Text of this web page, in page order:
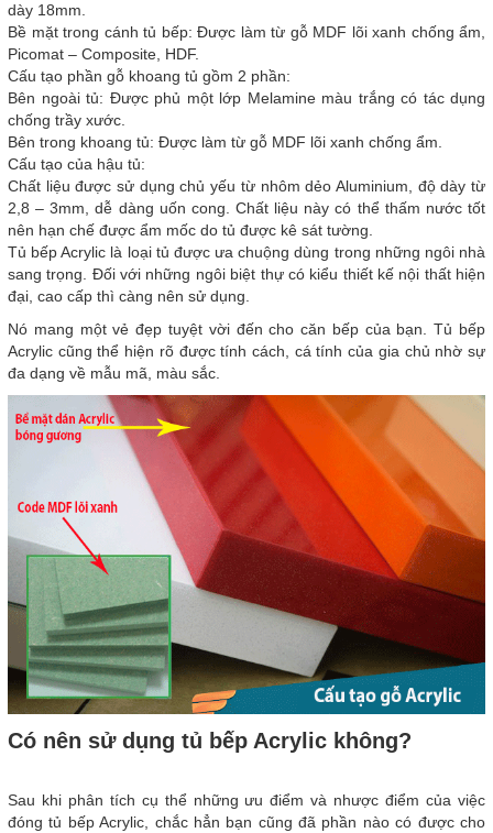
dày 18mm.
Bề mặt trong cánh tủ bếp: Được làm từ gỗ MDF lõi xanh chống ẩm,
Picomat – Composite, HDF.
Cấu tạo phần gỗ khoang tủ gồm 2 phần:
Bên ngoài tủ: Được phủ một lớp Melamine màu trắng có tác dụng
chống trầy xước.
Bên trong khoang tủ: Được làm từ gỗ MDF lõi xanh chống ẩm.
Cấu tạo của hậu tủ:
Chất liệu được sử dụng chủ yếu từ nhôm dẻo Aluminium, độ dày từ
2,8 – 3mm, dễ dàng uốn cong. Chất liệu này có thể thấm nước tốt
nên hạn chế được ẩm mốc do tủ được kê sát tường.
Tủ bếp Acrylic là loại tủ được ưa chuộng dùng trong những ngôi nhà
sang trọng. Đối với những ngôi biệt thự có kiểu thiết kế nội thất hiện
đại, cao cấp thì càng nên sử dụng.
Nó mang một vẻ đẹp tuyệt vời đến cho căn bếp của bạn. Tủ bếp
Acrylic cũng thể hiện rõ được tính cách, cá tính của gia chủ nhờ sự
đa dạng về mẫu mã, màu sắc.
Có nên sử dụng tủ bếp Acrylic không?
Sau khi phân tích cụ thể những ưu điểm và nhược điểm của việc
đóng tủ bếp Acrylic, chắc hẳn bạn cũng đã phần nào có được cho